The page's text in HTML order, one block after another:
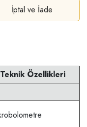
İptal ve İade
Özellikleri